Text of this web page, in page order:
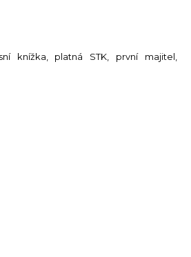
knížka, platná STK, první majitel,